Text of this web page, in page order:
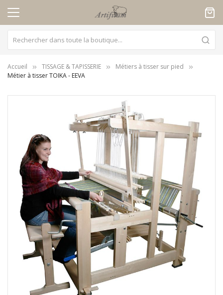
Accueil TISSAGE & TAPISSERIE
Métiers à tisser sur pied
Métier à tisser TOIKA - EEVA
images
gallery